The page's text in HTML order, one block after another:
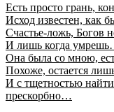
Есть просто грань,
Исход известен, как
Счастье-ложь, Богов
И лишь когда
Она была со мною,
Похоже, остается
И с тщетностью
прескорбно…